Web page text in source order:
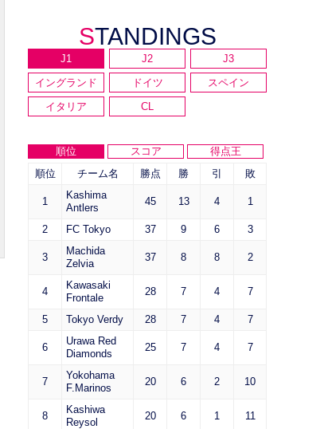
STANDINGS
J1 J2
J3
イングランド
ドイツ
スペイン
イタリア
CL
順位 スコア
得点王
順位
チーム名 勝点 勝 引 敗
1
Kashima
Antlers
45 13 4 1
2 FC Tokyo 37 9 6 3
3
Machida
Zelvia
37 8 8 2
4
Kawasaki
Frontale
28 7 4 7
5 Tokyo Verdy 28 7 4 7
6
Urawa Red
Diamonds
25 7 4 7
7
Yokohama
F.Marinos
20 6 2 10
8
Kashiwa
Reysol
20 6 1 11